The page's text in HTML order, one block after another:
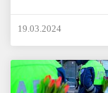
19.03.2024